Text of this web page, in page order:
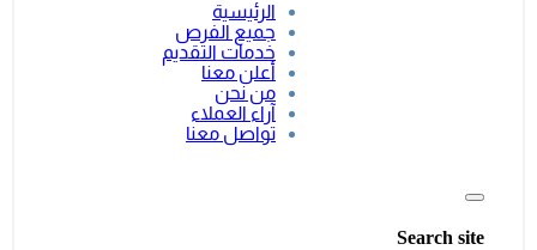
الرئيسية
جميع الفرص
خدمات التقديم
أعلن معنا
من نحن
آراء العملاء
تواصل معنا
Search site